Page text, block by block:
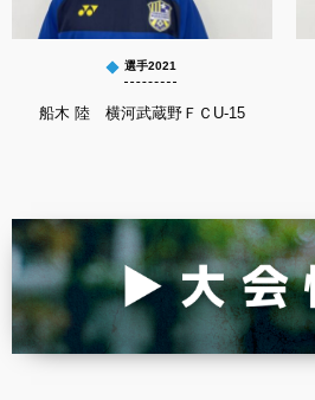
選手2021
船木 陸 横河武蔵野ＦＣU-15